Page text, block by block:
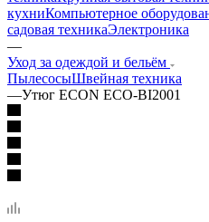
кухниКомпьютерное
садовая техникаЭлектроника
—
Уход за одеждой и бельём
ПылесосыШвейная техника
—Утюг ECON ECO-BI2001